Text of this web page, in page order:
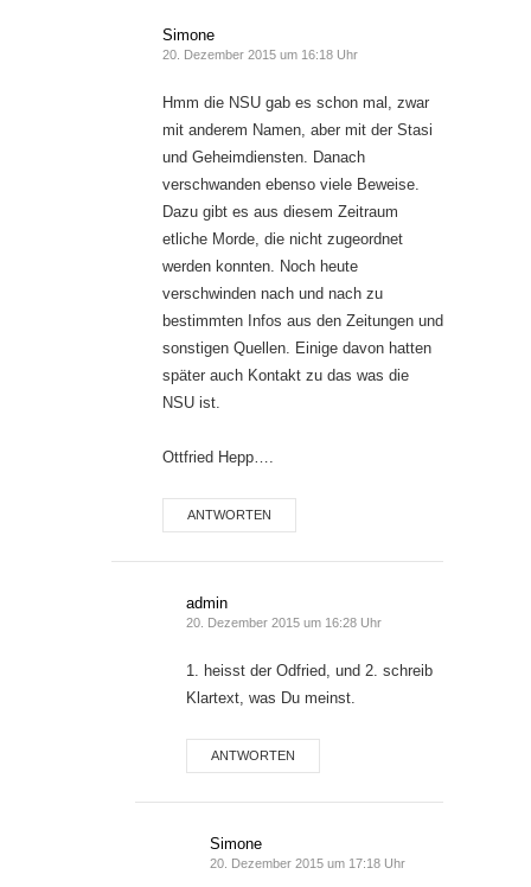
Simone
20. Dezember 2015 um 16:18 Uhr
Hmm die NSU gab es schon mal, zwar
mit anderem Namen, aber mit der Stasi
und Geheimdiensten. Danach
verschwanden ebenso viele Beweise.
Dazu gibt es aus diesem Zeitraum
etliche Morde, die nicht zugeordnet
werden konnten. Noch heute
verschwinden nach und nach zu
bestimmten Infos aus den Zeitungen und
sonstigen Quellen. Einige davon hatten
später auch Kontakt zu das was die
NSU ist.
Ottfried Hepp….
ANTWORTEN
admin
20. Dezember 2015 um 16:28 Uhr
1. heisst der Odfried, und 2. schreib
Klartext, was Du meinst.
ANTWORTEN
Simone
20. Dezember 2015 um 17:18 Uhr